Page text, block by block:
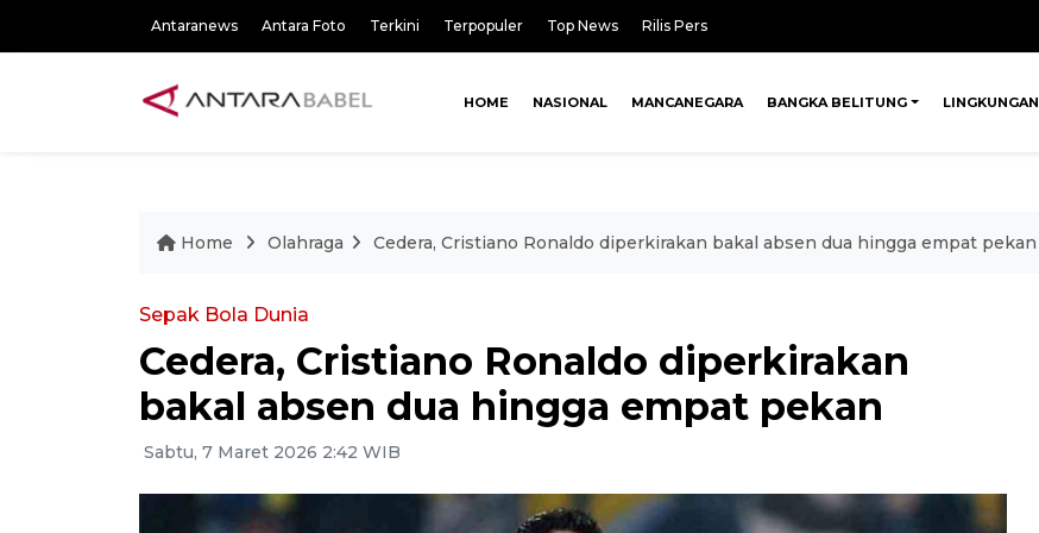
Antaranews Antara Foto Terkini Terpopuler Top News Rilis Pers
HOME NASIONAL MANCANEGARA BANGKA BELITUNG LINGKUNGAN
Home Olahraga Cedera, Cristiano Ronaldo diperkirakan bakal absen dua hingga empat pekan
Sepak Bola Dunia
Cedera, Cristiano Ronaldo diperkirakan
bakal absen dua hingga empat pekan
Sabtu, 7 Maret 2026 2:42 WIB